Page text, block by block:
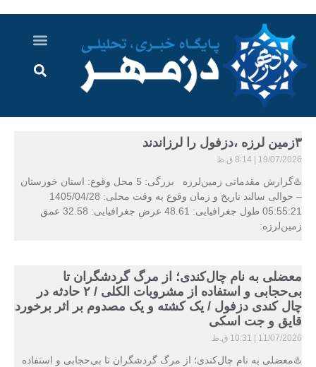
۳زمین لرزه ،دزفول را لرزاندند
19/07/2026 8:14 ق.ظ
♨️گزارش مقدماتی زمین‌لرزه بزرگی: 5 محل وقوع: استان خوزستان
– حوالی سالند تاریخ و زمان وقوع به وقت محلی: 1405/04/28
05:55:21 طول جغرافیایی: 48.61 عرض جغرافیایی: 32.58 عمق
زمین‌لرزه:
معضلی به نام چال‌کندی؛ از مرگ گردشگران تا
بی‌حجابی و استفاده از مشروبات الکلی / ۲ حادثه در
چال کندی دزفول / یک کشته و یک مصدوم بر اثر برخورد
قایق و جت اسکی
11/07/2026 10:31 ق.ظ
♨️معضلی به نام چال‌کندی؛ از مرگ گردشگران تا بی‌حجابی و استفاده